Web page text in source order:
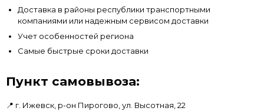
Доставка в районы республики транспортными
компаниями или надежным сервисом доставки
Учет особенностей региона
Самые быстрые сроки доставки
Пункт самовывоза:
📍 г. Ижевск, р-он Пирогово, ул. Высотная, 22